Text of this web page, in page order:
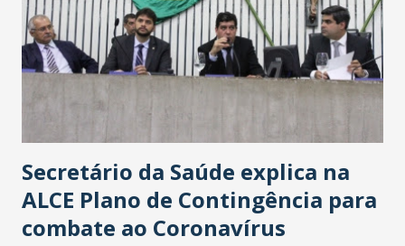
Secretário da Saúde explica na
ALCE Plano de Contingência para
combate ao Coronavírus